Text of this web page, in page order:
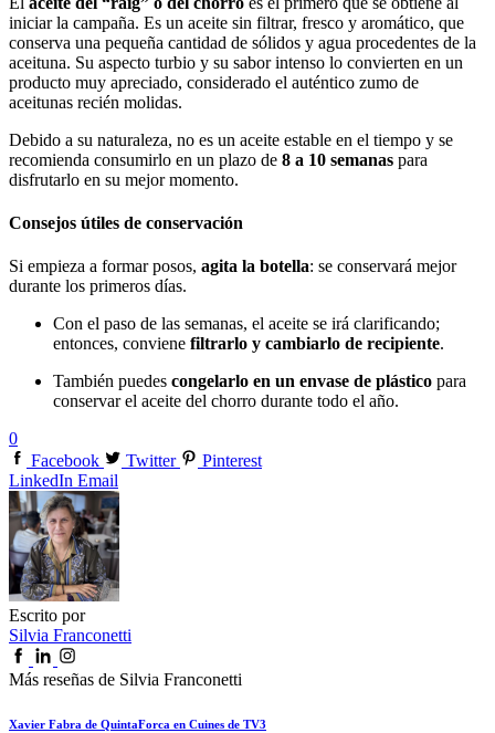
iniciar la campaña. Es un aceite sin filtrar, fresco y aromático, que
conserva una pequeña cantidad de sólidos y agua procedentes de la
aceituna. Su aspecto turbio y su sabor intenso lo convierten en un
producto muy apreciado, considerado el auténtico zumo de
aceitunas recién molidas.
Debido a su naturaleza, no es un aceite estable en el tiempo y se
recomienda consumirlo en un plazo de 8 a 10 semanas para
disfrutarlo en su mejor momento.
Consejos útiles de conservación
Si empieza a formar posos, agita la botella: se conservará mejor
durante los primeros días.
Con el paso de las semanas, el aceite se irá clarificando;
entonces, conviene filtrarlo y cambiarlo de recipiente.
También puedes congelarlo en un envase de plástico para
conservar el aceite del chorro durante todo el año.
0
Facebook
Twitter
Pinterest
LinkedIn Email
Escrito por
Silvia Franconetti
Más reseñas de Silvia Franconetti
Xavier Fabra de QuintaForca en Cuines de TV3